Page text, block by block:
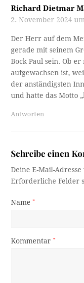
Richard Dietmar
2. November 2024
Der Herr auf dem
gerade mit seinem
Bock Paul sein. Ob
aufgewachsen ist,
der anständigsten
und hatte das Motto
Antworten
Schreibe einen
Deine E-Mail-
Erforderliche Felder
Name*
Kommentar*